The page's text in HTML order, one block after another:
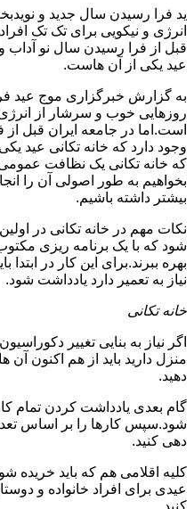
ید فرا رسیدن سال جدید و
انرژی و نیکویی برای تک تک
قبل از فرا رسیدن سال نو آداب
عید یکی از آن هاست.
به گزارش خبرگزاری موج عید
روزهایی خوب و سرشار از
است.اما در جامعه ایران قبل
وجود دارد که خانه تکانی عید
که خانه تکانی یک نظافت
بخواهیم به طور اصولی آن را
بیشتر داشته باشیم.
نکات مهم در خانه تکانی در
شود که با یک برنامه ریزی
بهره ببرند.برای این کار در
نیاز به تعمیر دارد یادداشت شود.
خانه تکانی
اگر نیاز به بنایی تغییر
منزل دارید باید از هم اکنون آن
دهید.
گام بعدی یادداشت کردن تمام
شود.سپس کارها را بر اساس
دهی کنید.
کلیه اقلامی هم که باید خریده
عیدی برای افراد خانواده و
کنید.